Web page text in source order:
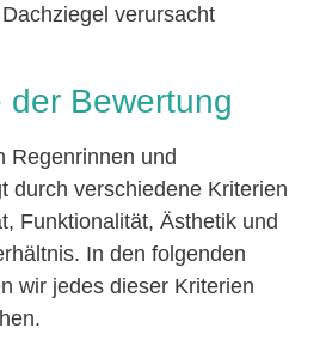
verursacht
der Bewertung
Regenrinnen und
durch verschiedene Kriterien
Funktionalität, Ästhetik und
In den folgenden
wir jedes dieser Kriterien